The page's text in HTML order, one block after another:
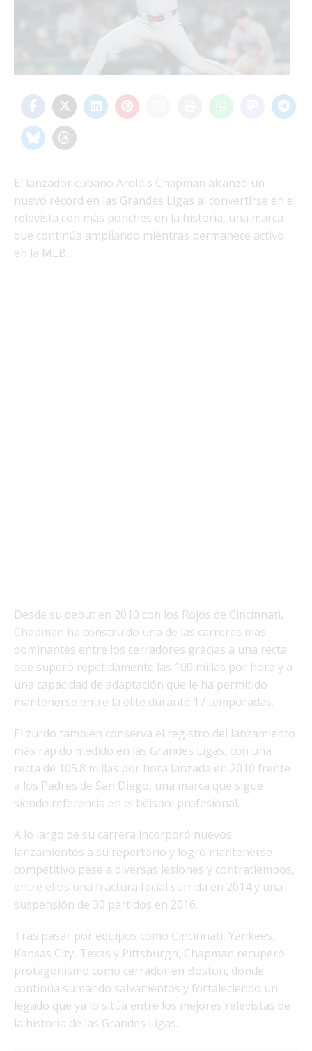
El lanzador cubano Aroldis Chapman alcanzó un
nuevo récord en las Grandes Ligas al convertirse en el
relevista con más ponches en la historia, una marca
que continúa ampliando mientras permanece activo
en la MLB.
Desde su debut en 2010 con los Rojos de Cincinnati,
Chapman ha construido una de las carreras más
dominantes entre los cerradores gracias a una recta
que superó repetidamente las 100 millas por hora y a
una capacidad de adaptación que le ha permitido
mantenerse entre la élite durante 17 temporadas.
El zurdo también conserva el registro del lanzamiento
más rápido medido en las Grandes Ligas, con una
recta de 105.8 millas por hora lanzada en 2010 frente
a los Padres de San Diego, una marca que sigue
siendo referencia en el béisbol profesional.
A lo largo de su carrera incorporó nuevos
lanzamientos a su repertorio y logró mantenerse
competitivo pese a diversas lesiones y contratiempos,
entre ellos una fractura facial sufrida en 2014 y una
suspensión de 30 partidos en 2016.
Tras pasar por equipos como Cincinnati, Yankees,
Kansas City, Texas y Pittsburgh, Chapman recuperó
protagonismo como cerrador en Boston, donde
continúa sumando salvamentos y fortaleciendo un
legado que ya lo sitúa entre los mejores relevistas de
la historia de las Grandes Ligas.